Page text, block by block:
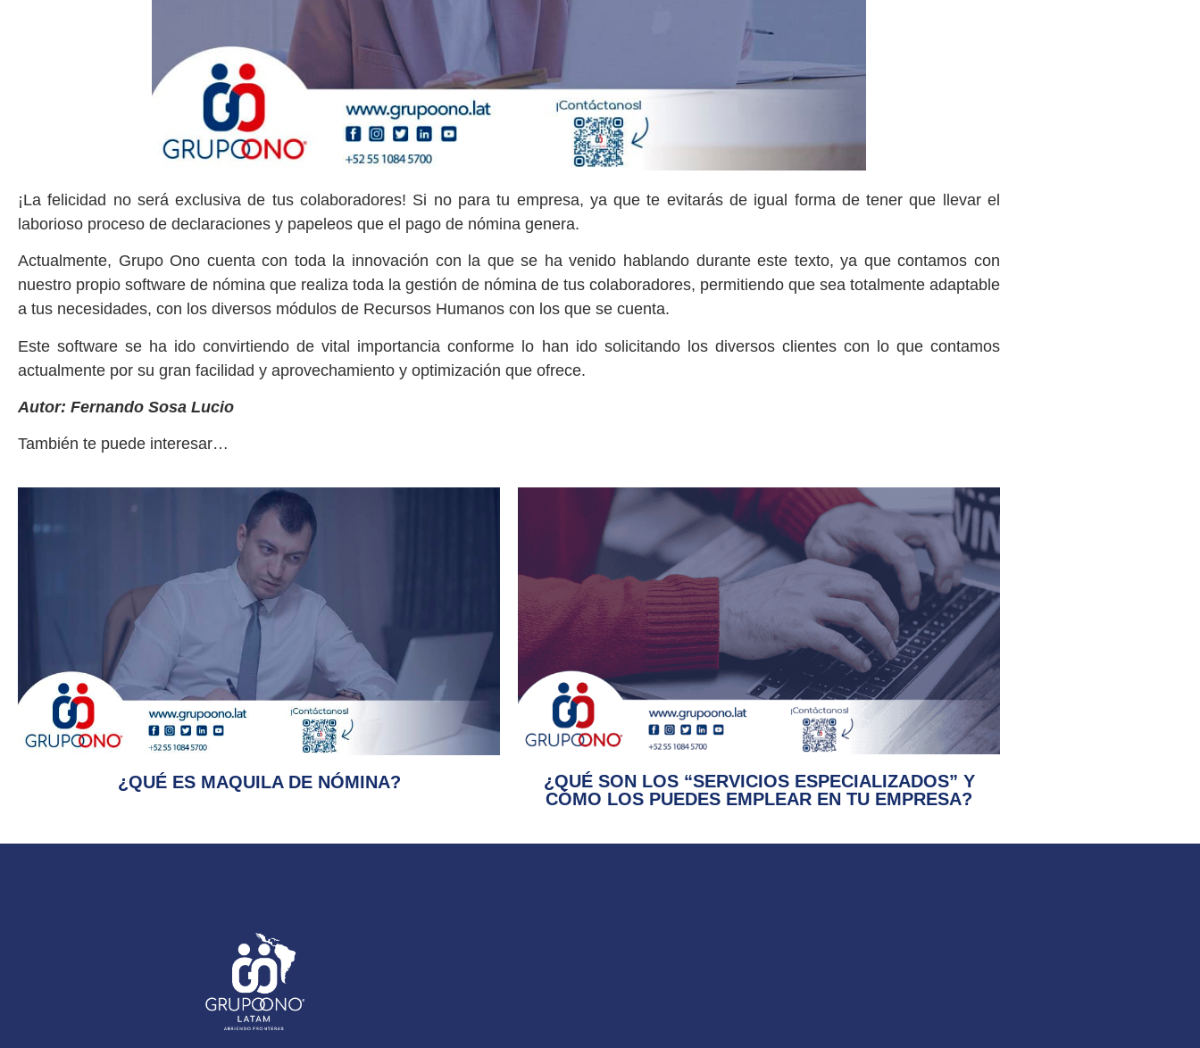
¡La felicidad no será exclusiva de tus colaboradores! Si no para tu empresa, ya que te evitarás de igual forma de tener que llevar el
laborioso proceso de declaraciones y papeleos que el pago de nómina genera.
Actualmente, Grupo Ono cuenta con toda la innovación con la que se ha venido hablando durante este texto, ya que contamos con
nuestro propio software de nómina que realiza toda la gestión de nómina de tus colaboradores, permitiendo que sea totalmente adaptable
a tus necesidades, con los diversos módulos de Recursos Humanos con los que se cuenta.
Este software se ha ido convirtiendo de vital importancia conforme lo han ido solicitando los diversos clientes con lo que contamos
actualmente por su gran facilidad y aprovechamiento y optimización que ofrece.
Autor: Fernando Sosa Lucio
También te puede interesar…
¿QUÉ ES MAQUILA DE NÓMINA?
¿QUÉ SON LOS “SERVICIOS ESPECIALIZADOS” Y
CÓMO LOS PUEDES EMPLEAR EN TU EMPRESA?